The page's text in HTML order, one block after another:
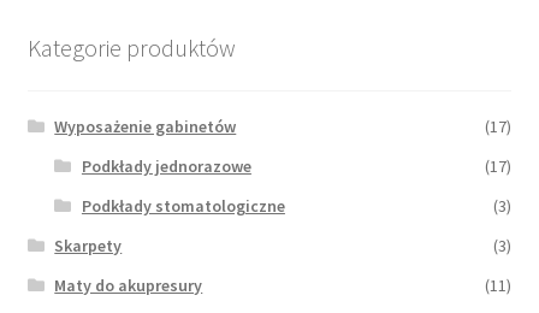
Kategorie produktów
Wyposażenie gabinetów
(17)
Podkłady jednorazowe
(17)
Podkłady stomatologiczne
(3)
Skarpety
(3)
Maty do akupresury
(11)